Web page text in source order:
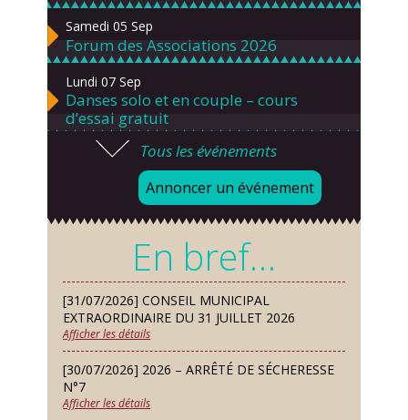
Samedi 05 Sep
Forum des Associations 2026
Lundi 07 Sep
Danses solo et en couple – cours
d’essai gratuit
Mardi 08 Sep
Chorale À travers chants
Samedi 12 Sep
Défi de pêche aux leurres (concept
lure house)
Dimanche 13 Sep
Repas de fouées
Lundi 14 Sep
Conseil municipal du 14 septembre
2026
Jeudi 24 Sep
Tous les événements
Annoncer un événement
En bref…
[31/07/2026] CONSEIL MUNICIPAL
EXTRAORDINAIRE DU 31 JUILLET 2026
Afficher les détails
[30/07/2026] 2026 – ARRÊTÉ DE SÉCHERESSE
N°7
Afficher les détails